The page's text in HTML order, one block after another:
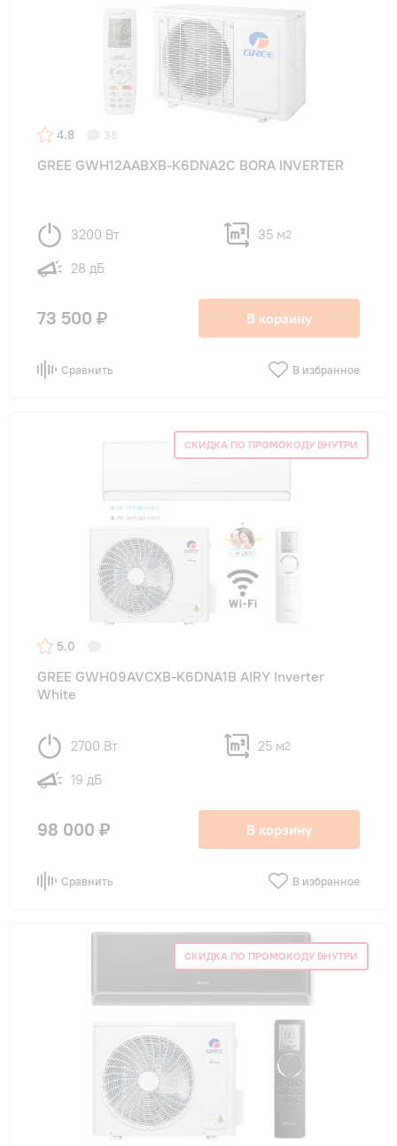
4.8 38
GREE GWH12AABXB-K6DNA2C BORA INVERTER
3200 Вт 35 м2
28 дБ
73 500 ₽ В корзину
Сравнить В избранное
СКИДКА ПО ПРОМОКОДУ ВНУТРИ
5.0
GREE GWH09AVCXB-K6DNA1B AIRY Inverter
White
2700 Вт 25 м2
19 дБ
98 000 ₽ В корзину
Сравнить В избранное
СКИДКА ПО ПРОМОКОДУ ВНУТРИ